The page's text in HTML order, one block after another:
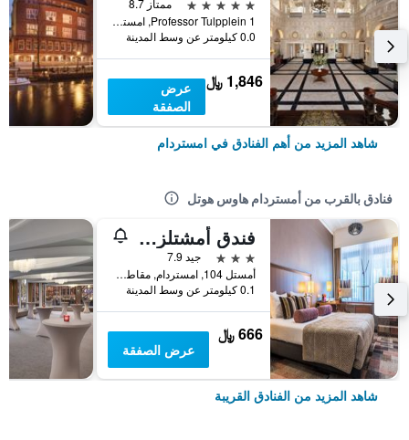
ممتاز 8.7
Professor Tulpplein 1, امستردام, مقاطعة شمال هولندا, هولندا
0.0 كيلومتر عن وسط المدينة
1,846 ﷼
عرض
الصفقة
شاهد المزيد من أهم الفنادق في امستردام
فنادق بالقرب من أمستردام هاوس هوتل
فندق أمشتلزيخت
3 نجوم
جيد 7.9
أمستل 104, امستردام, مقاطعة شمال هولندا, هولندا
0.1 كيلومتر عن وسط المدينة
666 ﷼
عرض الصفقة
شاهد المزيد من الفنادق القريبة